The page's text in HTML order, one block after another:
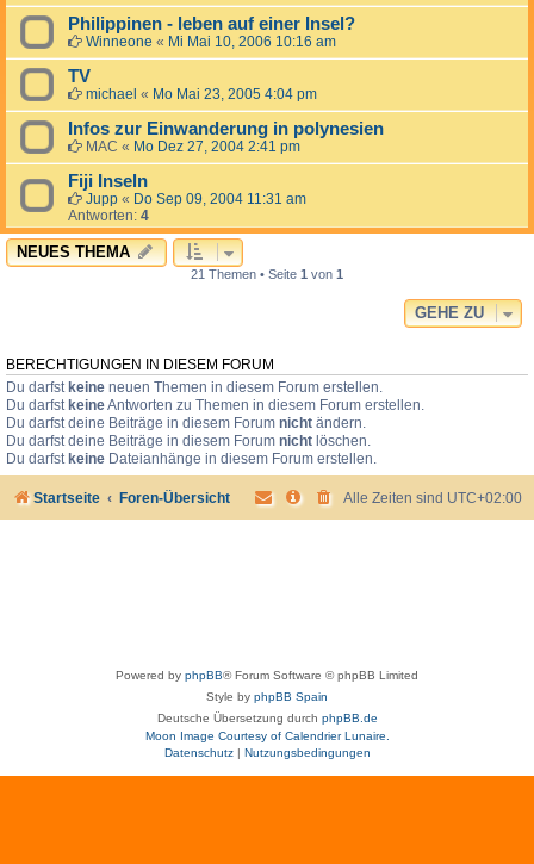
Philippinen - leben auf einer Insel?
Winneone « Mi Mai 10, 2006 10:16 am
TV
michael « Mo Mai 23, 2005 4:04 pm
Infos zur Einwanderung in polynesien
MAC « Mo Dez 27, 2004 2:41 pm
Fiji Inseln
Jupp « Do Sep 09, 2004 11:31 am
Antworten: 4
NEUES THEMA
21 Themen • Seite 1 von 1
GEHE ZU
BERECHTIGUNGEN IN DIESEM FORUM
Du darfst keine neuen Themen in diesem Forum erstellen.
Du darfst keineAntworten zu Themen in diesem Forum erstellen.
Du darfst deine Beiträge in diesem Forum nicht ändern.
Du darfst deine Beiträge in diesem Forum nicht löschen.
Du darfst keine Dateianhänge in diesem Forum erstellen.
Startseite Foren-Übersicht Alle Zeiten sind UTC+02:00
Powered by phpBB® Forum Software © phpBB Limited
Style by phpBB Spain
Deutsche Übersetzung durch phpBB.de
Moon Image Courtesy of Calendrier Lunaire.
Datenschutz| Nutzungsbedingungen